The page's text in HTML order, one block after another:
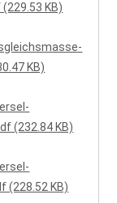
KB)
KB)
(232.84 KB)
(228.52 KB)